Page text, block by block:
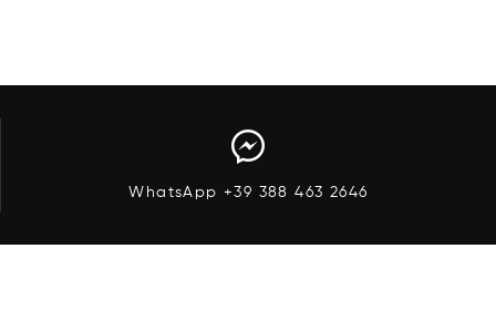
WhatsApp +39 388 463 2646